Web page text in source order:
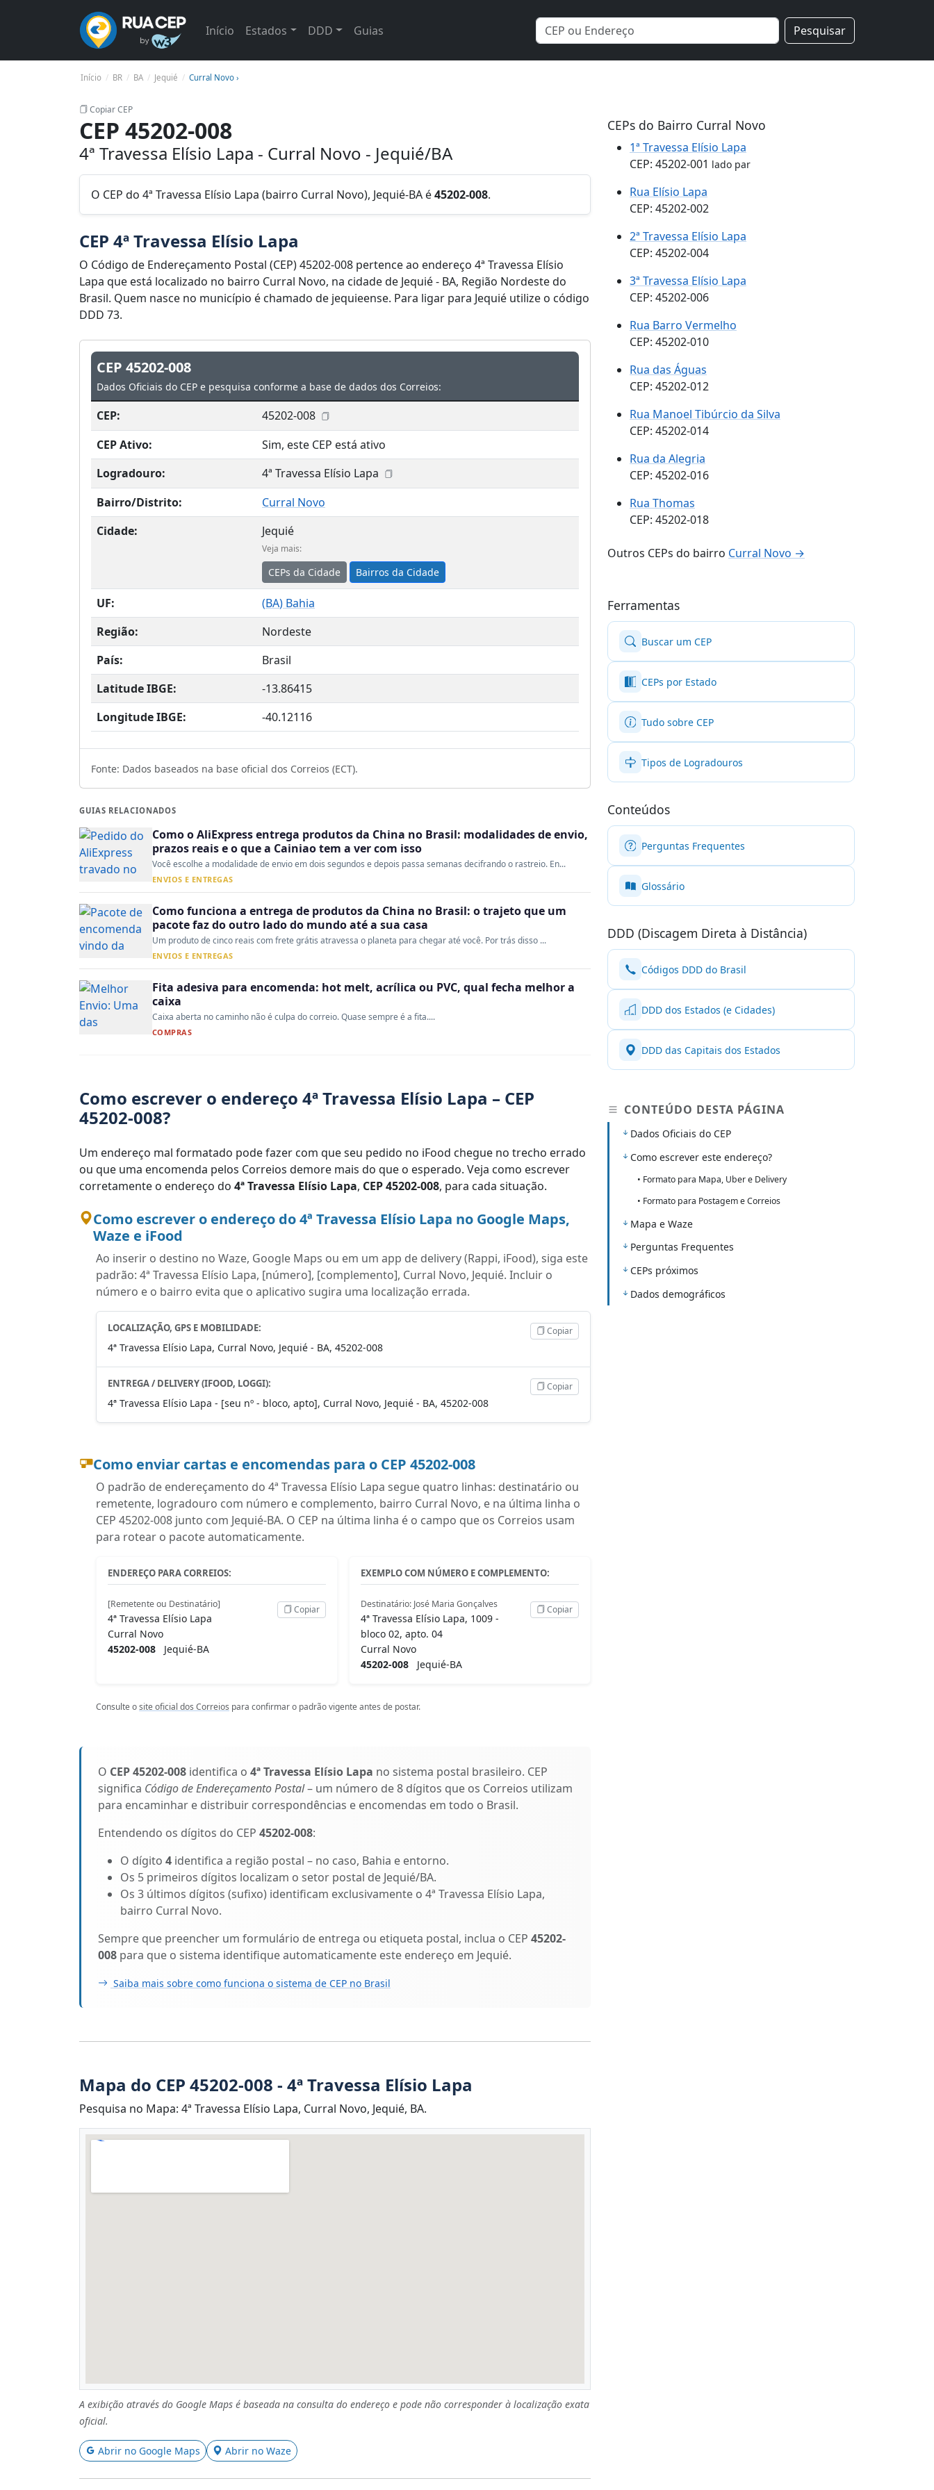
Início Estados DDD Guias Pesquisar
Início BR BA Jequié Curral Novo ›
Copiar CEP
CEP 45202-008
4ª Travessa Elísio Lapa - Curral Novo - Jequié/BA
O CEP do 4ª Travessa Elísio Lapa (bairro Curral Novo), Jequié-BA é45202-008.
CEP 4ª Travessa Elísio Lapa
O Código de Endereçamento Postal (CEP) 45202-008 pertence ao endereço 4ª Travessa Elísio
Lapa que está localizado no bairro Curral Novo, na cidade de Jequié - BA, Região Nordeste do
Brasil. Quem nasce no município é chamado de jequieense. Para ligar para Jequié utilize o código
DDD 73.
CEP 45202-008
Dados Oficiais do CEP e pesquisa conforme a base de dados dos Correios:
CEP:
45202-008
CEP Ativo:
Sim, este CEP está ativo
Logradouro:
4ª Travessa Elísio Lapa
Bairro/Distrito:
Curral Novo
Cidade:
Jequié
Veja mais:
CEPs da Cidade Bairros da Cidade
UF: (BA) Bahia
Região:
Nordeste
País:
Brasil
Latitude IBGE:
-13.86415
Longitude IBGE:
-40.12116
Fonte: Dados baseados na base oficial dos Correios (ECT).
GUIAS RELACIONADOS
Como o AliExpress entrega produtos da China no Brasil: modalidades de envio,
prazos reais e o que a Cainiao tem a ver com isso
Você escolhe a modalidade de envio em dois segundos e depois passa semanas decifrando o rastreio. En...
ENVIOS E ENTREGAS
Como funciona a entrega de produtos da China no Brasil: o trajeto que um
pacote faz do outro lado do mundo até a sua casa
Um produto de cinco reais com frete grátis atravessa o planeta para chegar até você. Por trás disso ...
ENVIOS E ENTREGAS
Fita adesiva para encomenda: hot melt, acrílica ou PVC, qual fecha melhor a
caixa
Caixa aberta no caminho não é culpa do correio. Quase sempre é a fita....
COMPRAS
Como escrever o endereço 4ª Travessa Elísio Lapa – CEP
45202-008?
Um endereço mal formatado pode fazer com que seu pedido no iFood chegue no trecho errado
ou que uma encomenda pelos Correios demore mais do que o esperado. Veja como escrever
corretamente o endereço do 4ª Travessa Elísio Lapa, CEP 45202-008, para cada situação.
Como escrever o endereço do 4ª Travessa Elísio Lapa no Google Maps,
Waze e iFood
Ao inserir o destino no Waze, Google Maps ou em um app de delivery (Rappi, iFood), siga este
padrão: 4ª Travessa Elísio Lapa, [número], [complemento], Curral Novo, Jequié. Incluir o
número e o bairro evita que o aplicativo sugira uma localização errada.
LOCALIZAÇÃO, GPS E MOBILIDADE:
4ª Travessa Elísio Lapa, Curral Novo, Jequié - BA, 45202-008
Copiar
ENTREGA / DELIVERY (IFOOD, LOGGI):
4ª Travessa Elísio Lapa - [seu nº - bloco, apto], Curral Novo, Jequié - BA, 45202-008
Copiar
Como enviar cartas e encomendas para o CEP 45202-008
O padrão de endereçamento do 4ª Travessa Elísio Lapa segue quatro linhas: destinatário ou
remetente, logradouro com número e complemento, bairro Curral Novo, e na última linha o
CEP 45202-008 junto com Jequié-BA. O CEP na última linha é o campo que os Correios usam
para rotear o pacote automaticamente.
ENDEREÇO PARA CORREIOS:
[Remetente ou Destinatário]
4ª Travessa Elísio Lapa
Curral Novo
45202-008 Jequié-BA
Copiar
EXEMPLO COM NÚMERO E COMPLEMENTO:
Destinatário: José Maria Gonçalves
4ª Travessa Elísio Lapa, 1009 -
bloco 02, apto. 04
Curral Novo
45202-008 Jequié-BA
Copiar
Consulte osite oficial dos Correios para confirmar o padrão vigente antes de postar.
O CEP 45202-008 identifica o 4ª Travessa Elísio Lapa no sistema postal brasileiro. CEP
significa Código de Endereçamento Postal– um número de 8 dígitos que os Correios utilizam
para encaminhar e distribuir correspondências e encomendas em todo o Brasil.
Entendendo os dígitos do CEP 45202-008:
O dígito 4 identifica a região postal – no caso, Bahia e entorno.
Os 5 primeiros dígitos localizam o setor postal de Jequié/BA.
Os 3 últimos dígitos (sufixo) identificam exclusivamente o 4ª Travessa Elísio Lapa,
bairro Curral Novo.
Sempre que preencher um formulário de entrega ou etiqueta postal, inclua o CEP 45202-
008 para que o sistema identifique automaticamente este endereço em Jequié.
Saiba mais sobre como funciona o sistema de CEP no Brasil
Mapa do CEP 45202-008 - 4ª Travessa Elísio Lapa
Pesquisa no Mapa: 4ª Travessa Elísio Lapa, Curral Novo, Jequié, BA.
A exibição através do Google Maps é baseada na consulta do endereço e pode não corresponder à localização exata
oficial.
Abrir no Google Maps Abrir no Waze
CEPs do Bairro Curral Novo
1ª Travessa Elísio Lapa
CEP: 45202-001 lado par
Rua Elísio Lapa
CEP: 45202-002
2ª Travessa Elísio Lapa
CEP: 45202-004
3ª Travessa Elísio Lapa
CEP: 45202-006
Rua Barro Vermelho
CEP: 45202-010
Rua das Águas
CEP: 45202-012
Rua Manoel Tibúrcio da Silva
CEP: 45202-014
Rua da Alegria
CEP: 45202-016
Rua Thomas
CEP: 45202-018
Outros CEPs do bairro Curral Novo →
Ferramentas
Buscar um CEP
CEPs por Estado
Tudo sobre CEP
Tipos de Logradouros
Conteúdos
Perguntas Frequentes
Glossário
DDD (Discagem Direta à Distância)
Códigos DDD do Brasil
DDD dos Estados (e Cidades)
DDD das Capitais dos Estados
CONTEÚDO DESTA PÁGINA
Dados Oficiais do CEP
Como escrever este endereço?
• Formato para Mapa, Uber e Delivery
• Formato para Postagem e Correios
Mapa e Waze
Perguntas Frequentes
CEPs próximos
Dados demográficos